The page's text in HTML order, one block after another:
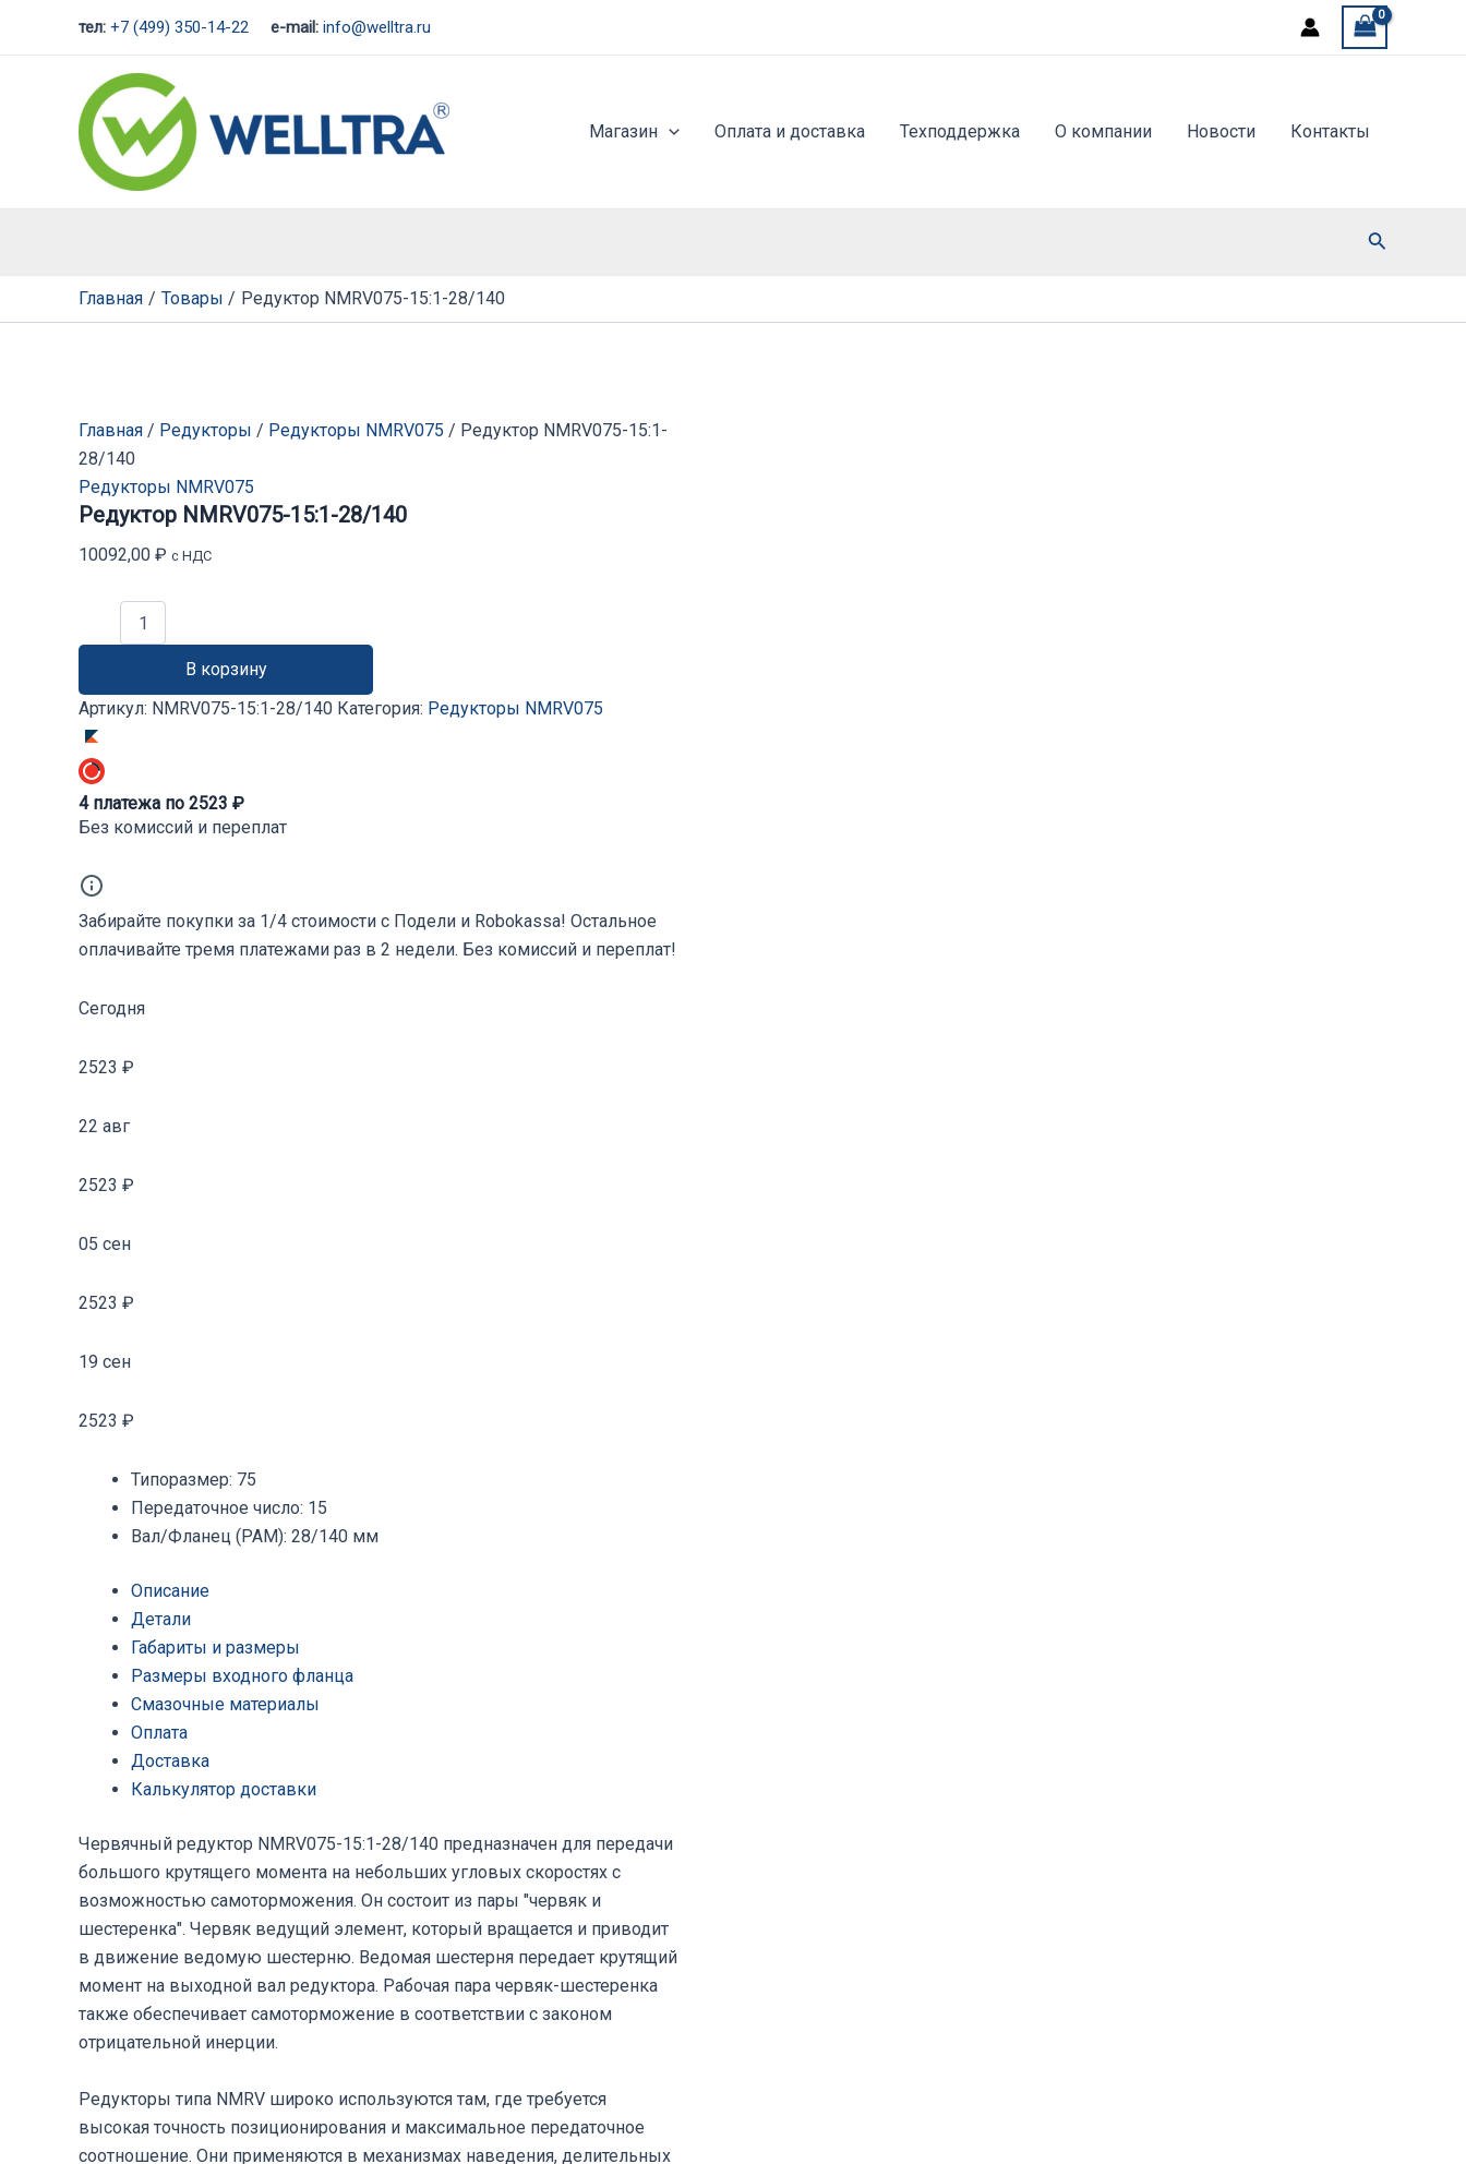
тел: +7 (499) 350-14-22 e-mail: info@welltra.ru
Магазин Оплата и доставка Техподдержка О компании Новости Контакты
Поиск
Главная Товары Редуктор NMRV075-15:1-28/140
Главная / Редукторы / Редукторы NMRV075 / Редуктор NMRV075-15:1-
28/140
Редукторы NMRV075
Редуктор NMRV075-15:1-28/140
10092,00 ₽ с НДС
Редуктор
15:1-
28/140
В корзину
Артикул: NMRV075-15:1-28/140 Категория: Редукторы NMRV075
4платежа по 2523 ₽
Без комиссий и переплат
Забирайте покупки за 1/4 стоимости с Подели и Robokassa! Остальное
оплачивайте тремя платежами раз в 2 недели. Без комиссий и переплат!
Сегодня
2523 ₽
22 авг
2523 ₽
05 сен
2523 ₽
19 сен
2523 ₽
Типоразмер: 75
Передаточное число: 15
Вал/Фланец (PAM): 28/140 мм
Описание
Детали
Габариты и размеры
Размеры входного фланца
Смазочные материалы
Оплата
Доставка
Калькулятор доставки
Червячный редуктор NMRV075-15:1-28/140 предназначен для передачи
большого крутящего момента на небольших угловых скоростях с
возможностью самоторможения. Он состоит из пары "червяк и
шестеренка". Червяк ведущий элемент, который вращается и приводит
в движение ведомую шестерню. Ведомая шестерня передает крутящий
момент на выходной вал редуктора. Рабочая пара червяк-шестеренка
также обеспечивает самоторможение в соответствии с законом
отрицательной инерции.
Редукторы типа NMRV широко используются там, где требуется
высокая точность позиционирования и максимальное передаточное
соотношение. Они применяются в механизмах наведения, делительных